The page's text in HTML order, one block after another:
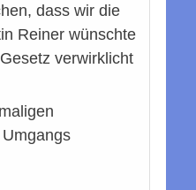
dass wir die
Reiner wünschte
verwirklicht